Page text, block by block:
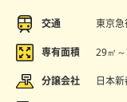
交通 東京
専有面積 29㎡
分譲会社 日本